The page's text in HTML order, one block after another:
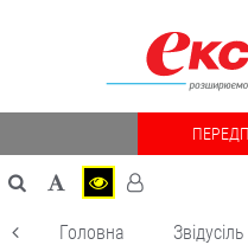
Головна Звідусіль